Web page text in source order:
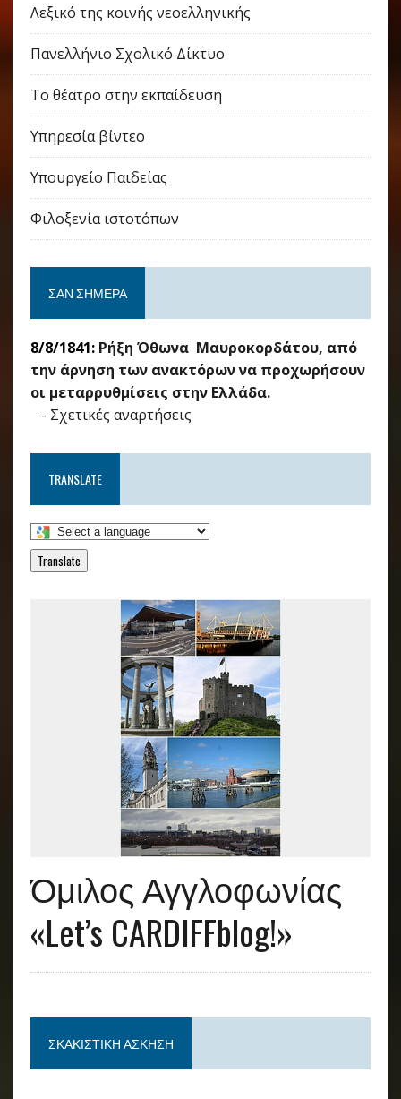
Λεξικό της κοινής νεοελληνικής
Πανελλήνιο Σχολικό Δίκτυο
Το θέατρο στην εκπαίδευση
Υπηρεσία βίντεο
Υπουργείο Παιδείας
Φιλοξενία ιστοτόπων
ΣΑΝ ΣΉΜΕΡΑ
8/8/1841: Ρήξη Όθωνα  Μαυροκορδάτου, από
την άρνηση των ανακτόρων να προχωρήσουν
οι μεταρρυθμίσεις στην Ελλάδα.
- Σχετικές αναρτήσεις
TRANSLATE
Translate
Όμιλος Αγγλοφωνίας
«Let’s CARDIFFblog!»
ΣΚΑΚΙΣΤΙΚΉ ΆΣΚΗΣΗ